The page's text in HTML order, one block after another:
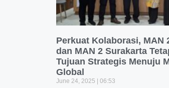
Perkuat Kolaborasi, MAN
dan MAN 2 Surakarta
Tujuan Strategis Menuju
Global
June 24, 2025 06:53